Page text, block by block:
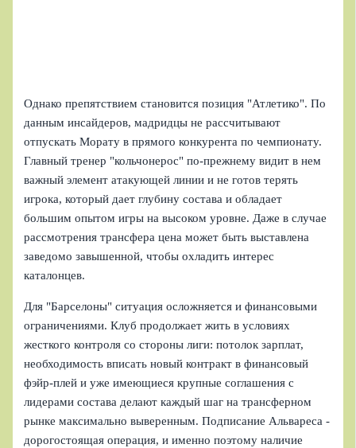
Однако препятствием становится позиция "Атлетико". По
данным инсайдеров, мадридцы не рассчитывают
отпускать Морату в прямого конкурента по чемпионату.
Главный тренер "кольчонерос" по-прежнему видит в нем
важный элемент атакующей линии и не готов терять
игрока, который дает глубину состава и обладает
большим опытом игры на высоком уровне. Даже в случае
рассмотрения трансфера цена может быть выставлена
заведомо завышенной, чтобы охладить интерес
каталонцев.
Для "Барселоны" ситуация осложняется и финансовыми
ограничениями. Клуб продолжает жить в условиях
жесткого контроля со стороны лиги: потолок зарплат,
необходимость вписать новый контракт в финансовый
фэйр-плей и уже имеющиеся крупные соглашения с
лидерами состава делают каждый шаг на трансферном
рынке максимально выверенным. Подписание Альвареса -
дорогостоящая операция, и именно поэтому наличие